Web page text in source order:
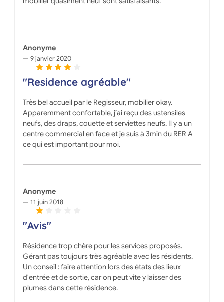
Anonyme
9 janvier 2020
"Residence agréable"
Très bel accueil par le Regisseur, mobilier okay.
Apparemment confortable, j’ai reçu des ustensiles
neufs, des draps, couette et serviettes neufs. Il y a un
centre commercial en face et je suis à 3min du RER A
ce qui est important pour moi.
Anonyme
11 juin 2018
"Avis"
Résidence trop chère pour les services proposés.
Gérant pas toujours très agréable avec les résidents.
Un conseil : faire attention lors des états des lieux
d'entrée et de sortie, car on peut vite y laisser des
plumes dans cette résidence.